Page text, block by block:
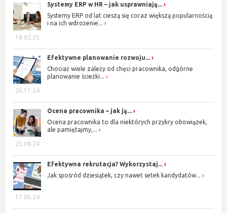
18.02.25
Systemy ERP w HR – jak usprawniają...
Systemy ERP od lat cieszą się coraz większą popularnością
i na ich wdrożenie...
26.11.24
Efektywne planowanie rozwoju...
Chociaż wiele zależy od chęci pracownika, odgórne
planowanie ścieżki...
23.08.24
Ocena pracownika – jak ją...
Ocena pracownika to dla niektórych przykry obowiązek,
ale pamiętajmy,...
17.06.24
Efektywna rekrutacja? Wykorzystaj...
Jak spośród dziesiątek, czy nawet setek kandydatów...